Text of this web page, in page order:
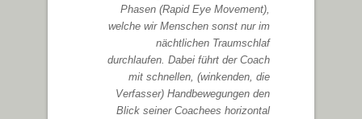
Phasen (Rapid Eye Movement),
welche wir Menschen sonst nur im
nächtlichen Traumschlaf
durchlaufen. Dabei führt der Coach
mit schnellen, (winkenden, die
Verfasser) Handbewegungen den
Blick seiner Coachees horizontal